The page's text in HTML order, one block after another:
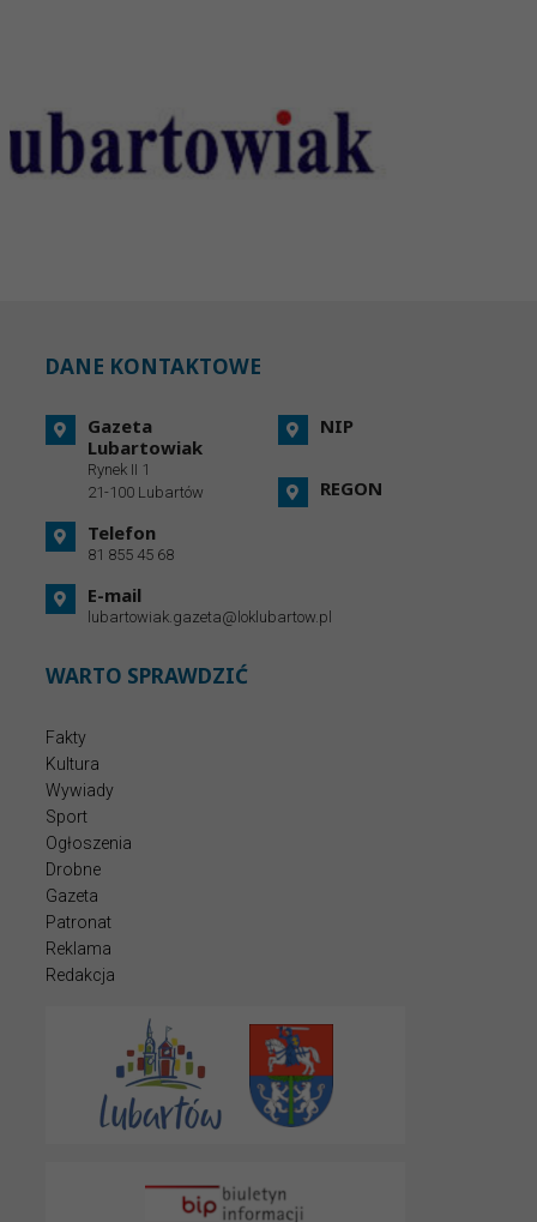
DANE KONTAKTOWE
Gazeta
Lubartowiak
Rynek II 1
21-100 Lubartów
Telefon
81 855 45 68
E-mail
lubartowiak.gazeta@loklubartow.pl
NIP
REGON
WARTO SPRAWDZIĆ
Fakty
Kultura
Wywiady
Sport
Ogłoszenia
Drobne
Gazeta
Patronat
Reklama
Redakcja